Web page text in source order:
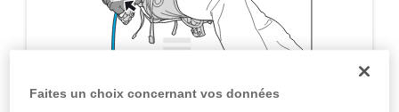
Faites un choix concernant vos données